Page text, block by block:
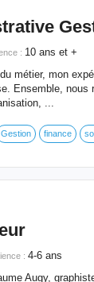
: 10 ans et +
métier, mon
Ensemble,
...
Gestion finance
: 4-6 ans
Augy,